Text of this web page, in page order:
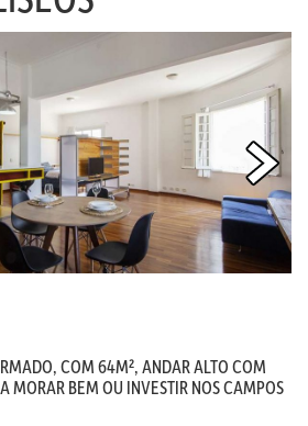
COM 64M², ANDAR ALTO COM
MORAR BEM OU INVESTIR NOS CAMPOS